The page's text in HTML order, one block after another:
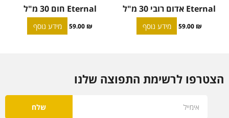
Eternal אדום רובי 30 מ"ל
59.00 ₪ מידע נוסף
Eternal חום 30 מ"ל
59.00 ₪ מידע נוסף
הצטרפו לרשימת התפוצה שלנו
שלח